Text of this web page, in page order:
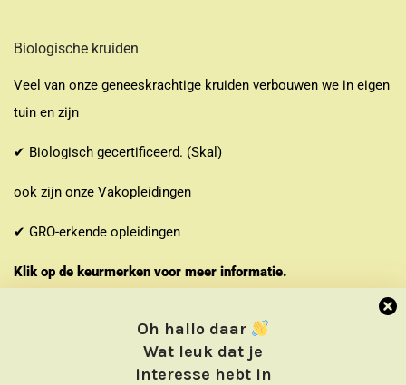
Oh hallo daar
Wat leuk dat je
interesse hebt in
Biologische kruiden
Veel van onze geneeskrachtige kruiden verbouwen we in eigen
tuin en zijn
✔ Biologisch gecertificeerd. (Skal)
ook zijn onze Vakopleidingen
✔ GRO-erkende opleidingen
Klik op de keurmerken voor meer informatie.